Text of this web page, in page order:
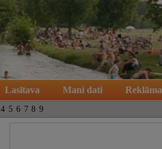
Lasītava Mani dati Reklāma
4 5 6 7 8 9